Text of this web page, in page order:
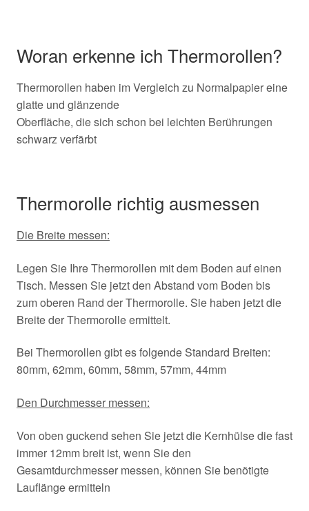
Woran erkenne ich Thermorollen?
Thermorollen haben im Vergleich zu Normalpapier eine
glatte und glänzende
Oberfläche, die sich schon bei leichten Berührungen
schwarz verfärbt
Thermorolle richtig ausmessen
Die Breite messen:
Legen Sie Ihre Thermorollen mit dem Boden auf einen
Tisch. Messen Sie jetzt den Abstand vom Boden bis
zum oberen Rand der Thermorolle. Sie haben jetzt die
Breite der Thermorolle ermittelt.
Bei Thermorollen gibt es folgende Standard Breiten:
80mm, 62mm, 60mm, 58mm, 57mm, 44mm
Den Durchmesser messen:
Von oben guckend sehen Sie jetzt die Kernhülse die fast
immer 12mm breit ist, wenn Sie den
Gesamtdurchmesser messen, können Sie benötigte
Lauflänge ermitteln